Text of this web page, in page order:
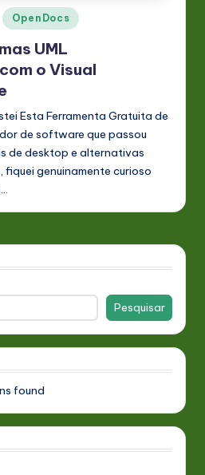
OpenDocs
UML
o Visual
Esta Ferramenta Gratuita de
de software que passou
de desktop e alternativas
genuinamente curioso
Pesquisar
found